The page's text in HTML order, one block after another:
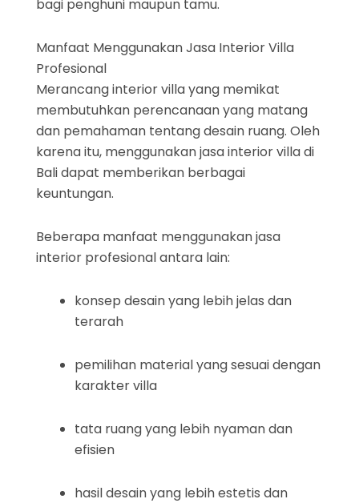
bagi penghuni maupun tamu.
Manfaat Menggunakan Jasa Interior Villa
Profesional
Merancang interior villa yang memikat
membutuhkan perencanaan yang matang
dan pemahaman tentang desain ruang. Oleh
karena itu, menggunakan jasa interior villa di
Bali dapat memberikan berbagai
keuntungan.
Beberapa manfaat menggunakan jasa
interior profesional antara lain:
konsep desain yang lebih jelas dan
terarah
pemilihan material yang sesuai dengan
karakter villa
tata ruang yang lebih nyaman dan
efisien
hasil desain yang lebih estetis dan